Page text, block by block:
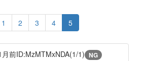
1 2 3 4 5
月前ID:MzMTMxNDA(1/1) NG